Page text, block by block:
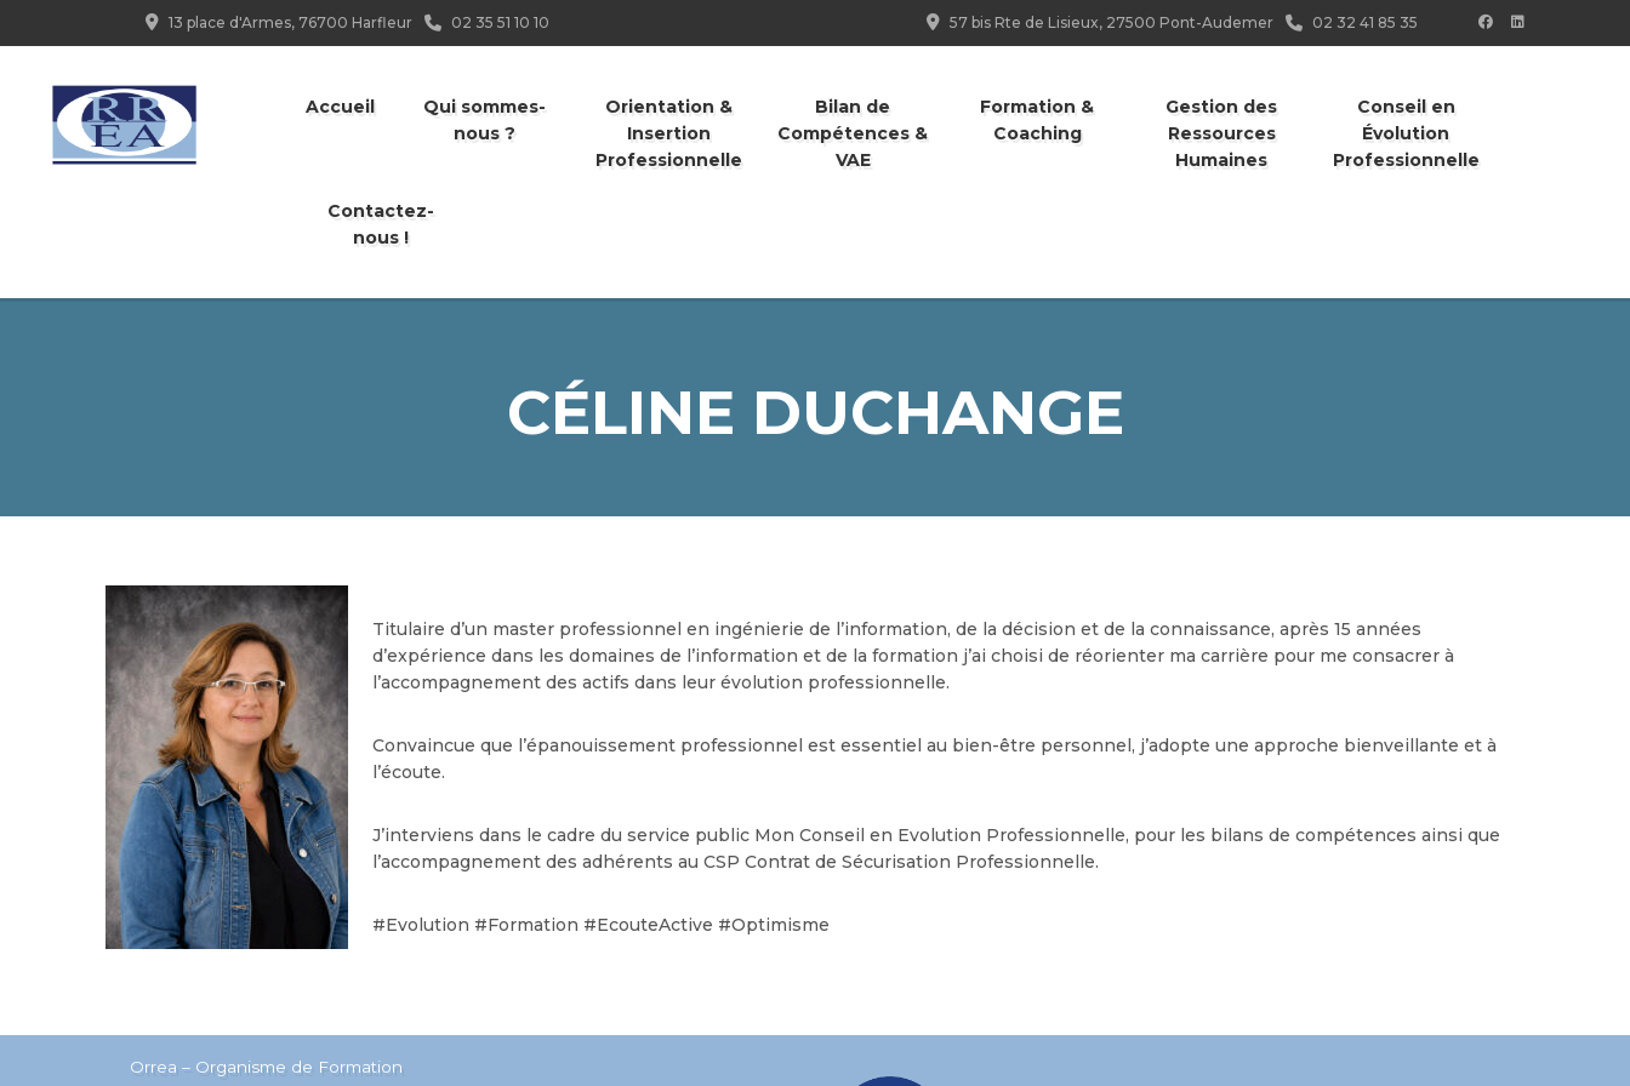
13 place d'Armes, 76700 Harfleur 02 35 51 10 10 57 bis Rte de Lisieux, 27500 Pont-Audemer 02 32 41 85 35
Accueil
Qui sommes-
nous ?
Orientation &
Insertion
Professionnelle
Bilan de
Compétences &
VAE
Formation &
Coaching
Gestion des
Ressources
Humaines
Conseil en
Évolution
Professionnelle
Contactez-
nous !
CÉLINE DUCHANGE
Titulaire d’un master professionnel en ingénierie de l’information, de la décision et de la connaissance, après 15 années
d’expérience dans les domaines de l’information et de la formation j’ai choisi de réorienter ma carrière pour me consacrer à
l’accompagnement des actifs dans leur évolution professionnelle.
Convaincue que l’épanouissement professionnel est essentiel au bien-être personnel, j’adopte une approche bienveillante et à
l’écoute.
J’interviens dans le cadre du service public Mon Conseil en Evolution Professionnelle, pour les bilans de compétences ainsi que
l’accompagnement des adhérents au CSP Contrat de Sécurisation Professionnelle.
#Evolution #Formation #EcouteActive #Optimisme
Orrea – Organisme de Formation